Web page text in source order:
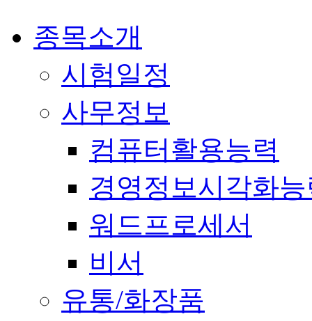
종목소개
시험일정
사무정보
컴퓨터활용능력
경영정보시각화
워드프로세서
비서
유통/화장품